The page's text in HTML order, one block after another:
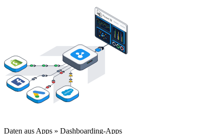
Daten aus Apps » Dashboarding-Apps